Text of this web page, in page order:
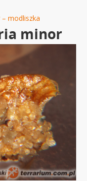
modliszka
minor